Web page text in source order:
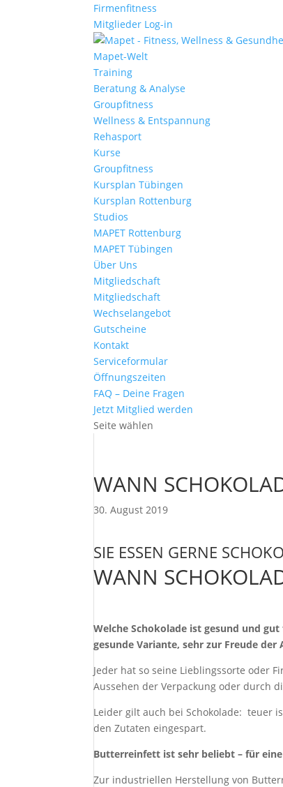
Firmenfitness
Mitglieder Log-in
Mapet-Welt
Training
Beratung & Analyse
Groupfitness
Wellness & Entspannung
Rehasport
Kurse
Groupfitness
Kursplan Tübingen
Kursplan Rottenburg
Studios
MAPET Rottenburg
MAPET Tübingen
Über Uns
Mitgliedschaft
Mitgliedschaft
Wechselangebot
Gutscheine
Kontakt
Serviceformular
Öffnungszeiten
FAQ – Deine Fragen
Jetzt Mitglied werden
Seite wählen
WANN
30. August 2019
SIE ESSEN GERNE
WANN
Welche Schokolade ist gesund und
gesunde Variante, sehr zur Freude
Jeder hat so seine Lieblingssorte oder
Aussehen der Verpackung oder durch
Leider gilt auch bei Schokolade: teuer
den Zutaten eingespart.
Butterreinfett ist sehr beliebt – für
Zur industriellen Herstellung von